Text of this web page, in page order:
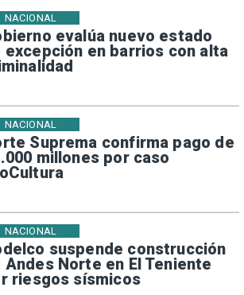
evalúa nuevo estado
excepción en barrios con alta
NACIONAL
Suprema confirma pago de
millones por caso
NACIONAL
suspende construcción
Andes Norte en El Teniente
riesgos sísmicos
NACIONAL